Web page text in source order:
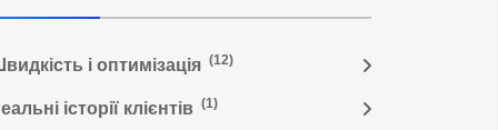
і оптимізація (12)
історії клієнтів (1)